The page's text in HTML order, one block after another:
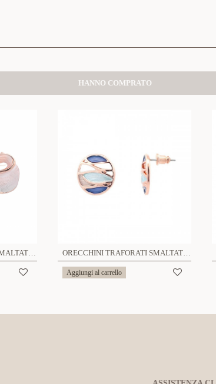
HANNO COMPRATO
ORECCHINI TRAFORATI SMALTATI - SW19121632F74 ORECCHINI TRAFORATI SMALTATI - SW2151536C22
Aggiungi al carrello